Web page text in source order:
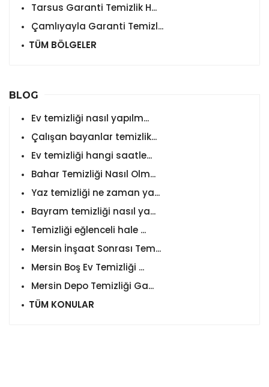
Tarsus Garanti Temizlik H...
Çamlıyayla Garanti Temizl...
TÜM BÖLGELER
BLOG
Ev temizliği nasıl yapılm...
Çalışan bayanlar temizlik...
Ev temizliği hangi saatle...
Bahar Temizliği Nasıl Olm...
Yaz temizliği ne zaman ya...
Bayram temizliği nasıl ya...
Temizliği eğlenceli hale ...
Mersin İnşaat Sonrası Tem...
Mersin Boş Ev Temizliği ...
Mersin Depo Temizliği Ga...
TÜM KONULAR